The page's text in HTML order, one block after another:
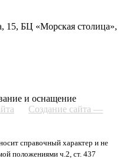
15, БЦ «Морская столица»,
и оснащение
Создание сайта —
справочный характер и не
положениями ч.2, ст. 437